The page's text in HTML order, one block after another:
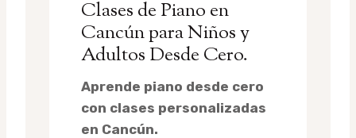
Clases de Piano en
Cancún para Niños y
Adultos Desde Cero.
Aprende piano desde cero
con clases personalizadas
en Cancún.